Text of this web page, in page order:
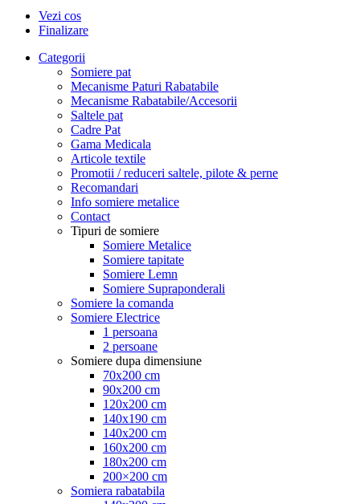
Vezi cos
Finalizare
Categorii
Somiere pat
Mecanisme Paturi Rabatabile
Mecanisme Rabatabile/Accesorii
Saltele pat
Cadre Pat
Gama Medicala
Articole textile
Promotii / reduceri saltele, pilote & perne
Recomandari
Info somiere metalice
Contact
Tipuri de somiere
Somiere Metalice
Somiere tapitate
Somiere Lemn
Somiere Supraponderali
Somiere la comanda
Somiere Electrice
1 persoana
2 persoane
Somiere dupa dimensiune
70x200 cm
90x200 cm
120x200 cm
140x190 cm
140x200 cm
160x200 cm
180x200 cm
200×200 cm
Somiera rabatabila